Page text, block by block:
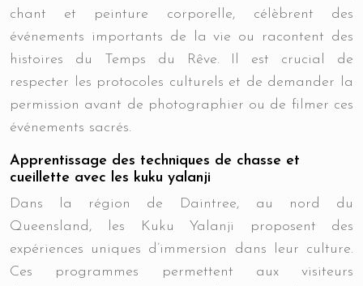
chant et peinture corporelle, célèbrent des
événements importants de la vie ou racontent des
histoires du Temps du Rêve. Il est crucial de
respecter les protocoles culturels et de demander la
permission avant de photographier ou de filmer ces
événements sacrés.
Apprentissage des techniques de chasse et
cueillette avec les kuku yalanji
Dans la région de Daintree, au nord du
Queensland, les Kuku Yalanji proposent des
expériences uniques d’immersion dans leur culture.
Ces programmes permettent aux visiteurs